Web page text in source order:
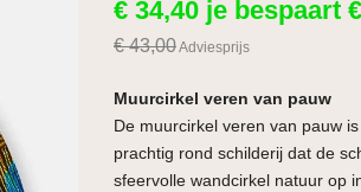
€ 34,40 je bespaart €
€43,00Adviesprijs
Muurcirkel veren van pauw
De muurcirkel veren van pauw
prachtig rond schilderij dat de
sfeervolle wandcirkel natuur op